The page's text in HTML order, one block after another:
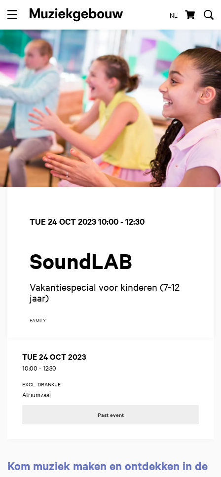
NL
Menu
SoundLAB
Vakantiespecial voor kinderen (7-12
jaar)
TUE 24 OCT 202310:00 - 12:30
FAMILY
TUE 24 OCT 2023
10:00 - 12:30
EXCL. DRANKJE
Atriumzaal
Past event
Kom muziek maken en ontdekken in de